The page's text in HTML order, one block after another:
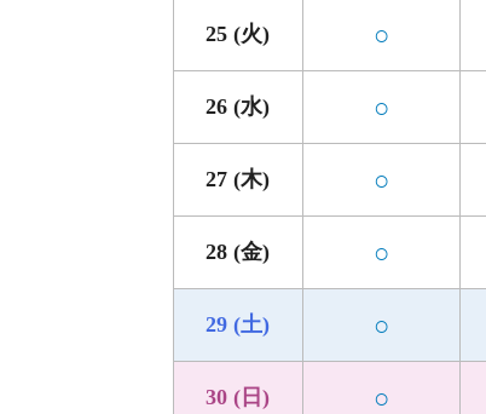
25 (火) ○
26 (水) ○
27 (木) ○
28 (金) ○
29 (土) ○
30 (日) ○